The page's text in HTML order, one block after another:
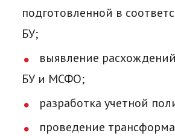
подготовленной в
БУ;
выявление
БУ и МСФО;
разработка учетной
проведение